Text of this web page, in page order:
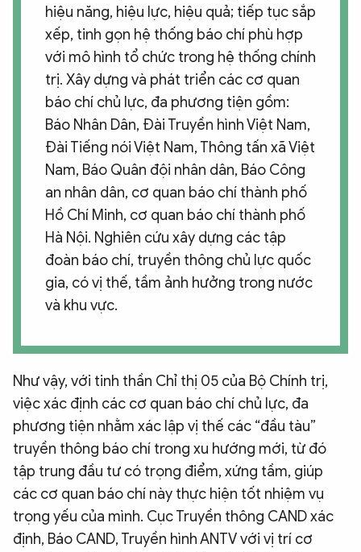
hiệu năng, hiệu lực, hiệu quả; tiếp tục sắp
xếp, tinh gọn hệ thống báo chí phù hợp
với mô hình tổ chức trong hệ thống chính
trị. Xây dựng và phát triển các cơ quan
báo chí chủ lực, đa phương tiện gồm:
Báo Nhân Dân, Đài Truyền hình Việt Nam,
Đài Tiếng nói Việt Nam, Thông tấn xã Việt
Nam, Báo Quân đội nhân dân, Báo Công
an nhân dân, cơ quan báo chí thành phố
Hồ Chí Minh, cơ quan báo chí thành phố
Hà Nội. Nghiên cứu xây dựng các tập
đoàn báo chí, truyền thông chủ lực quốc
gia, có vị thế, tầm ảnh hưởng trong nước
và khu vực.
Như vậy, với tinh thần Chỉ thị 05 của Bộ Chính trị,
việc xác định các cơ quan báo chí chủ lực, đa
phương tiện nhằm xác lập vị thế các “đầu tàu”
truyền thông báo chí trong xu hướng mới, từ đó
tập trung đầu tư có trọng điểm, xứng tầm, giúp
các cơ quan báo chí này thực hiện tốt nhiệm vụ
trọng yếu của mình. Cục Truyền thông CAND xác
định, Báo CAND, Truyền hình ANTV với vị trí cơ